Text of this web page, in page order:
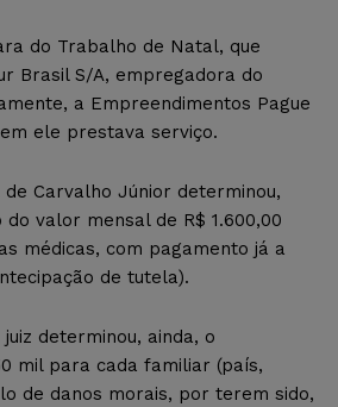
do Trabalho de Natal, que
Brasil S/A, empregadora do
a Empreendimentos Pague
ele prestava serviço.
de Carvalho Júnior determinou,
valor mensal de R$ 1.600,00
médicas, com pagamento já a
de tutela).
determinou, ainda, o
mil para cada familiar (país,
de danos morais, por terem sido,